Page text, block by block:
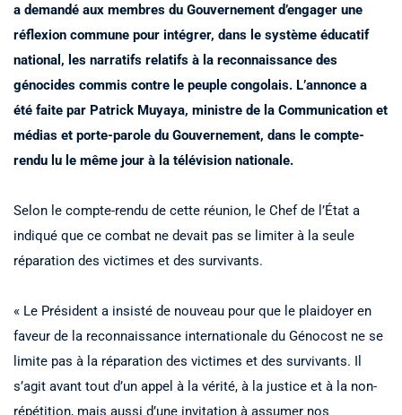
a demandé aux membres du Gouvernement d’engager une
réflexion commune pour intégrer, dans le système éducatif
national, les narratifs relatifs à la reconnaissance des
génocides commis contre le peuple congolais. L’annonce a
été faite par Patrick Muyaya, ministre de la Communication et
médias et porte-parole du Gouvernement, dans le compte-
rendu lu le même jour à la télévision nationale.
Selon le compte-rendu de cette réunion, le Chef de l’État a
indiqué que ce combat ne devait pas se limiter à la seule
réparation des victimes et des survivants.
« Le Président a insisté de nouveau pour que le plaidoyer en
faveur de la reconnaissance internationale du Génocost ne se
limite pas à la réparation des victimes et des survivants. Il
s’agit avant tout d’un appel à la vérité, à la justice et à la non-
répétition, mais aussi d’une invitation à assumer nos